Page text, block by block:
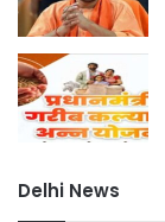
Delhi News